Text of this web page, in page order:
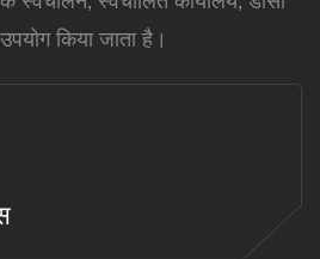
किया जाता है।